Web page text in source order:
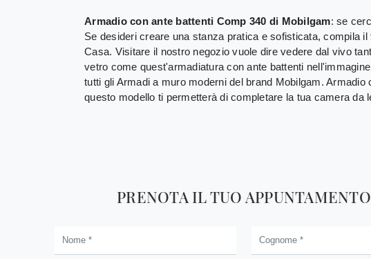
Armadio con ante battenti Comp 340 di Mobilgam: se
Se desideri creare una stanza pratica e sofisticata, compila
Casa. Visitare il nostro negozio vuole dire vedere dal vivo
vetro come quest'armadiatura con ante battenti
tutti gli Armadi a muro moderni del brand Mobilgam.
questo modello ti permetterà di completare la tua camera da
PRENOTA IL TUO APPUNTAMENTO